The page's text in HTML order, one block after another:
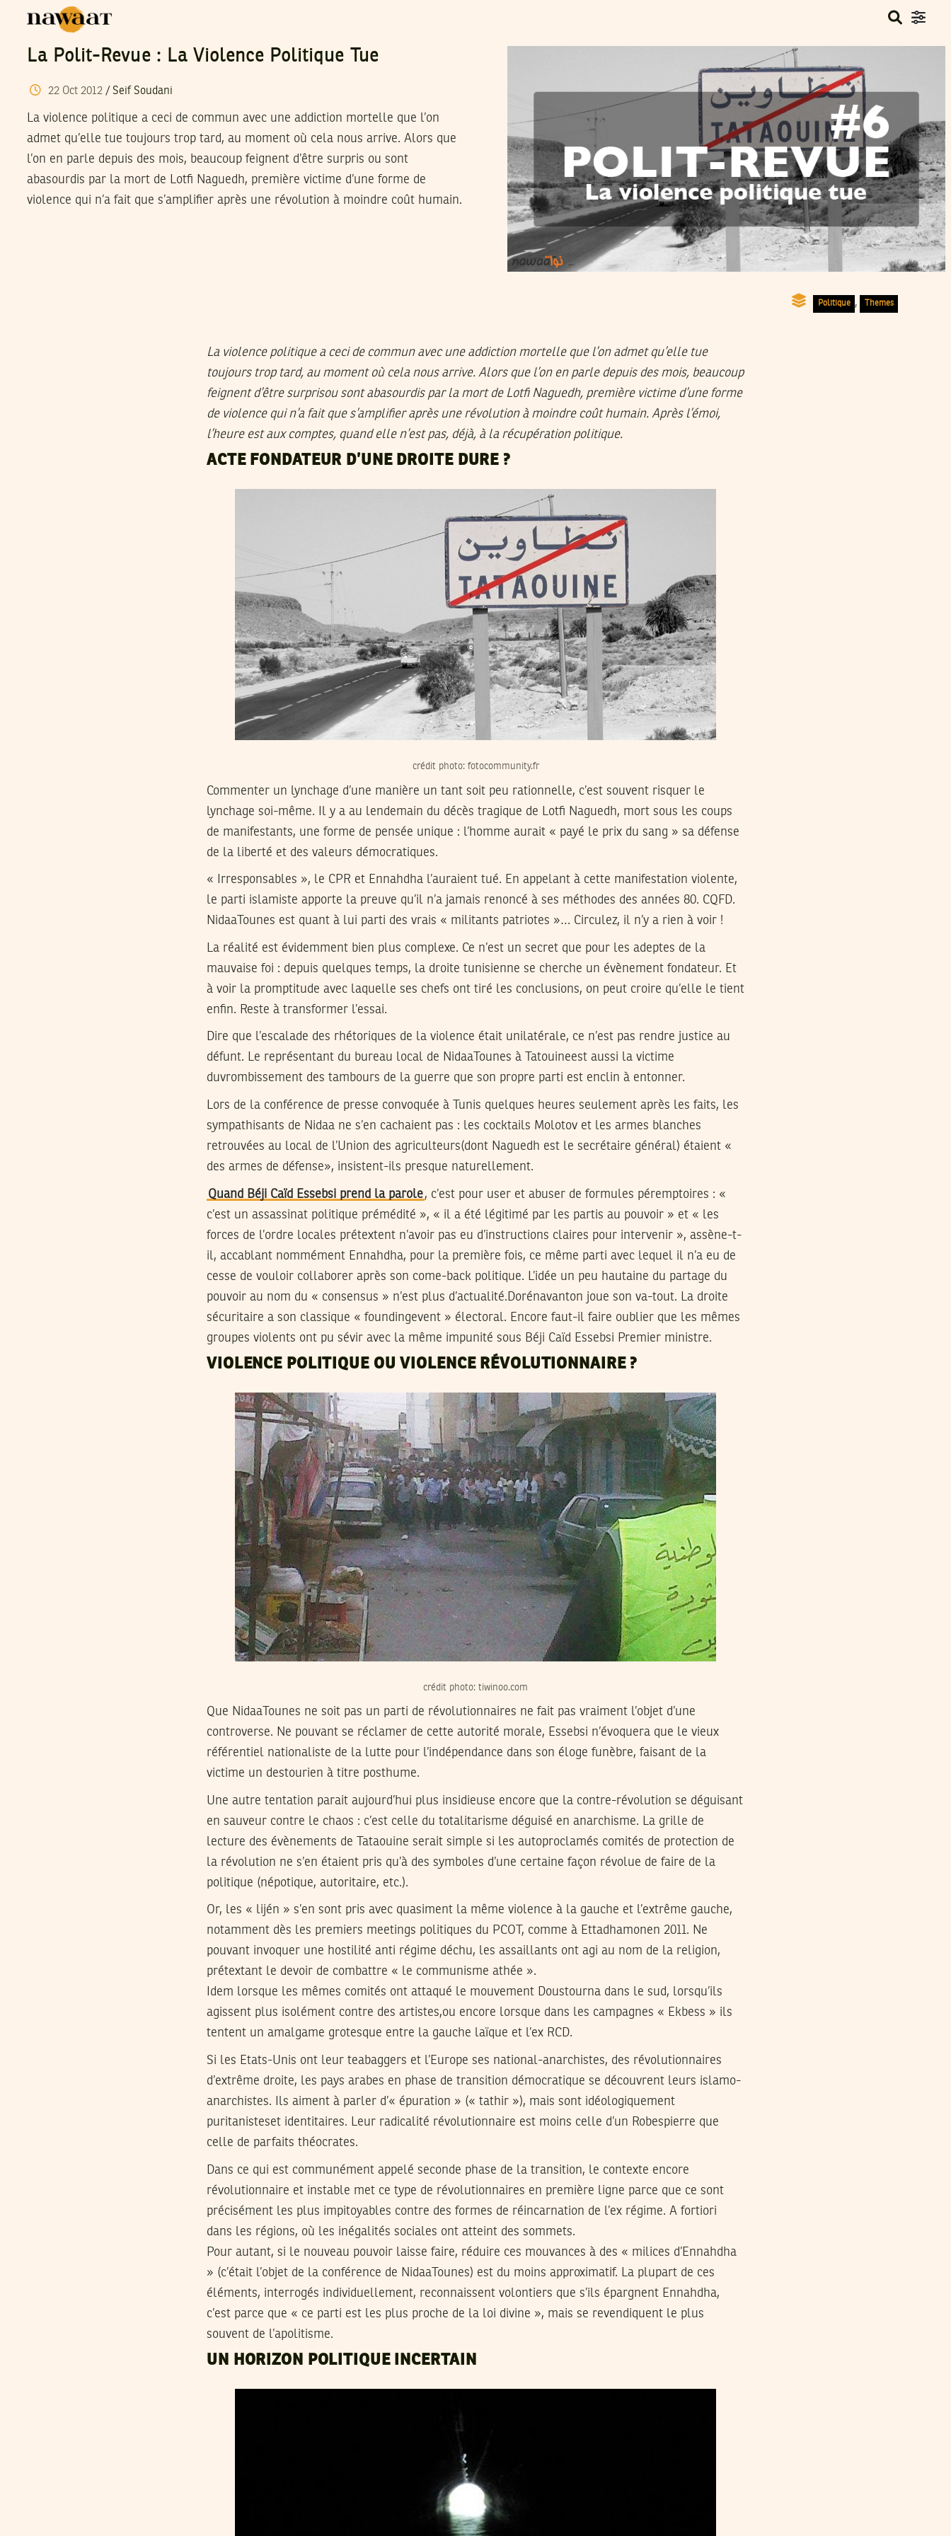
La Polit-Revue : La Violence Politique Tue
22 Oct 2012/ Seif Soudani
La violence politique a ceci de commun avec une addiction mortelle que l’on
admet qu’elle tue toujours trop tard, au moment où cela nous arrive. Alors que
l’on en parle depuis des mois, beaucoup feignent d’être surpris ou sont
abasourdis par la mort de Lotfi Naguedh, première victime d’une forme de
violence qui n’a fait que s’amplifier après une révolution à moindre coût humain.
Politique , Themes
La violence politique a ceci de commun avec une addiction mortelle que l’on admet qu’elle tue
toujours trop tard, au moment où cela nous arrive. Alors que l’on en parle depuis des mois, beaucoup
feignent d’être surprisou sont abasourdis par la mort de Lotfi Naguedh, première victime d’une forme
de violence qui n’a fait que s’amplifier après une révolution à moindre coût humain. Après l’émoi,
l’heure est aux comptes, quand elle n’est pas, déjà, à la récupération politique.
ACTE FONDATEUR D’UNE DROITE DURE ?
crédit photo: fotocommunity.fr
Commenter un lynchage d’une manière un tant soit peu rationnelle, c’est souvent risquer le
lynchage soi-même. Il y a au lendemain du décès tragique de Lotfi Naguedh, mort sous les coups
de manifestants, une forme de pensée unique : l’homme aurait « payé le prix du sang » sa défense
de la liberté et des valeurs démocratiques.
« Irresponsables », le CPR et Ennahdha l’auraient tué. En appelant à cette manifestation violente,
le parti islamiste apporte la preuve qu’il n’a jamais renoncé à ses méthodes des années 80. CQFD.
NidaaTounes est quant à lui parti des vrais « militants patriotes »… Circulez, il n’y a rien à voir !
La réalité est évidemment bien plus complexe. Ce n’est un secret que pour les adeptes de la
mauvaise foi : depuis quelques temps, la droite tunisienne se cherche un évènement fondateur. Et
à voir la promptitude avec laquelle ses chefs ont tiré les conclusions, on peut croire qu’elle le tient
enfin. Reste à transformer l’essai.
Dire que l’escalade des rhétoriques de la violence était unilatérale, ce n’est pas rendre justice au
défunt. Le représentant du bureau local de NidaaTounes à Tatouineest aussi la victime
duvrombissement des tambours de la guerre que son propre parti est enclin à entonner.
Lors de la conférence de presse convoquée à Tunis quelques heures seulement après les faits, les
sympathisants de Nidaa ne s’en cachaient pas : les cocktails Molotov et les armes blanches
retrouvées au local de l’Union des agriculteurs(dont Naguedh est le secrétaire général) étaient «
des armes de défense», insistent-ils presque naturellement.
Quand Béji Caïd Essebsi prend la parole, c’est pour user et abuser de formules péremptoires : «
c’est un assassinat politique prémédité », « il a été légitimé par les partis au pouvoir » et « les
forces de l’ordre locales prétextent n’avoir pas eu d’instructions claires pour intervenir », assène-t-
il, accablant nommément Ennahdha, pour la première fois, ce même parti avec lequel il n’a eu de
cesse de vouloir collaborer après son come-back politique. L’idée un peu hautaine du partage du
pouvoir au nom du « consensus » n’est plus d’actualité.Dorénavanton joue son va-tout. La droite
sécuritaire a son classique « foundingevent » électoral. Encore faut-il faire oublier que les mêmes
groupes violents ont pu sévir avec la même impunité sous Béji Caïd Essebsi Premier ministre.
VIOLENCE POLITIQUE OU VIOLENCE RÉVOLUTIONNAIRE ?
crédit photo: tiwinoo.com
Que NidaaTounes ne soit pas un parti de révolutionnaires ne fait pas vraiment l’objet d’une
controverse. Ne pouvant se réclamer de cette autorité morale, Essebsi n’évoquera que le vieux
référentiel nationaliste de la lutte pour l’indépendance dans son éloge funèbre, faisant de la
victime un destourien à titre posthume.
Une autre tentation parait aujourd’hui plus insidieuse encore que la contre-révolution se déguisant
en sauveur contre le chaos : c’est celle du totalitarisme déguisé en anarchisme. La grille de
lecture des évènements de Tataouine serait simple si les autoproclamés comités de protection de
la révolution ne s’en étaient pris qu’à des symboles d’une certaine façon révolue de faire de la
politique (népotique, autoritaire, etc.).
Or, les « lijén » s’en sont pris avec quasiment la même violence à la gauche et l’extrême gauche,
notamment dès les premiers meetings politiques du PCOT, comme à Ettadhamonen 2011. Ne
pouvant invoquer une hostilité anti régime déchu, les assaillants ont agi au nom de la religion,
prétextant le devoir de combattre « le communisme athée ».
Idem lorsque les mêmes comités ont attaqué le mouvement Doustourna dans le sud, lorsqu’ils
agissent plus isolément contre des artistes,ou encore lorsque dans les campagnes « Ekbess » ils
tentent un amalgame grotesque entre la gauche laïque et l’ex RCD.
Si les Etats-Unis ont leur teabaggers et l’Europe ses national-anarchistes, des révolutionnaires
d’extrême droite, les pays arabes en phase de transition démocratique se découvrent leurs islamo-
anarchistes. Ils aiment à parler d’« épuration » (« tathir »), mais sont idéologiquement
puritanisteset identitaires. Leur radicalité révolutionnaire est moins celle d’un Robespierre que
celle de parfaits théocrates.
Dans ce qui est communément appelé seconde phase de la transition, le contexte encore
révolutionnaire et instable met ce type de révolutionnaires en première ligne parce que ce sont
précisément les plus impitoyables contre des formes de réincarnation de l’ex régime. A fortiori
dans les régions, où les inégalités sociales ont atteint des sommets.
Pour autant, si le nouveau pouvoir laisse faire, réduire ces mouvances à des « milices d’Ennahdha
» (c’était l’objet de la conférence de NidaaTounes) est du moins approximatif. La plupart de ces
éléments, interrogés individuellement, reconnaissent volontiers que s’ils épargnent Ennahdha,
c’est parce que « ce parti est les plus proche de la loi divine », mais se revendiquent le plus
souvent de l’apolitisme.
UN HORIZON POLITIQUE INCERTAIN